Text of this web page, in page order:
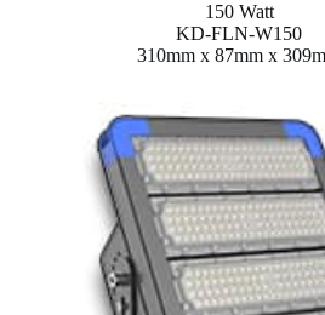
150 Watt
KD-FLN-W150
310mm x 87mm x